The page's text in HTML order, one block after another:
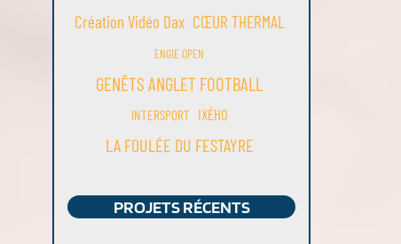
Création Vidéo Dax CŒUR THERMAL
ENGIE OPEN
GENÊTS ANGLET FOOTBALL
INTERSPORT IXÉHO
LA FOULÉE DU FESTAYRE
PROJETS RÉCENTS